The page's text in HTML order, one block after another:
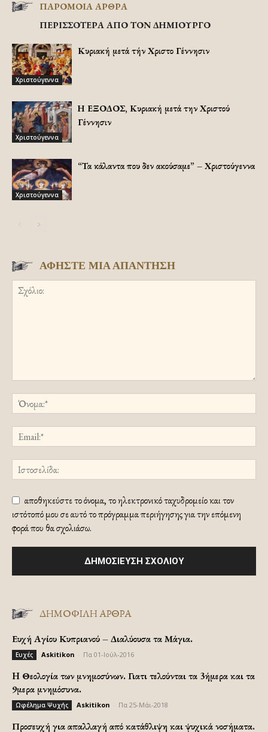
ΠΑΡΟΜΟΙΑ ΑΡΘΡΑ
ΠΕΡΙΣΣΟΤΕΡΑ ΑΠΟ ΤΟΝ ΔΗΜΙΟΥΡΓΟ
Χριστούγεννα
Κυριακή μετά τήν Χριστοῦ Γέννησιν
Χριστούγεννα
Η ΕΞΟΔΟΣ, Κυριακή μετά την Χριστού
Γέννησιν
Χριστούγεννα
“Τα κάλαντα που δεν ακούσαμε” – Χριστούγεννα
ΑΦΗΣΤΕ ΜΙΑ ΑΠΑΝΤΗΣΗ
αποθηκεύστε το όνομα, το ηλεκτρονικό ταχυδρομείο και τον
ιστότοπό μου σε αυτό το πρόγραμμα περιήγησης για την επόμενη
φορά που θα σχολιάσω.
ΔΗΜΟΦΙΛΗ ΑΡΘΡΑ
Ευχή Αγίου Κυπριανού – Διαλύουσα τα Μάγια.
Ευχές Askitikon Πα 01-Ιούλ-2016
H Θεολογία των μνημοσύνων. Γιατι τελούνται τα 3ήμερα και τα
9μερα μνημόσυνα.
Ωφέλημα Ψυχής Askitikon Πα 25-Μάι-2018
Προσευχή για απαλλαγή από κατάθλιψη και ψυχικά νοσήματα.